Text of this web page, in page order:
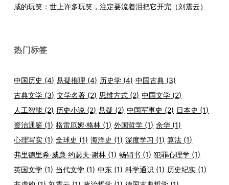
咸的玩笑：世上许多玩笑，注定要流着泪把它开完（刘震云）
热门标签
中国历史 (4) 悬疑推理 (4) 历史学 (4) 中国古典 (3)
古典文学 (3) 文学名著 (2) 思维方式 (2) 中国文学 (2)
人工智能 (2) 历史小说 (2) 悬疑 (2) 中国军事史 (2) 日本史 (1)
资治通鉴 (1) 格雷厄姆·格林 (1) 外国哲学 (1) 余华 (1)
心理写实 (1) 全球史 (1) 海洋史 (1) 深度学习 (1) 算法 (1)
弗里德里希·威廉·约瑟夫·谢林 (1) 畅销书 (1) 犯罪心理学 (1)
英国文学 (1) 当代文学 (1) 中东 (1) 科学通识 (1) 历史纪实 (1)